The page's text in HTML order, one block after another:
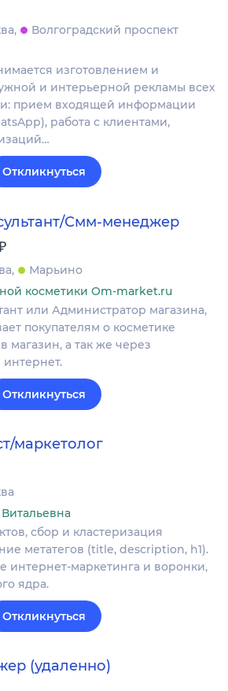
Волгоградский проспект
изготовлением и
и интерьерной рекламы всех
прием входящей информации
работа с клиентами,
Откликнуться
Смм-менеджер
Марьино
косметики Om-market.ru
или Администратор магазина,
покупателям о косметике
магазин, а так же через
Откликнуться
маркетолог
сбор и кластеризация
метатегов (title, description, h1).
интернет-маркетинга и воронки,
ядра.
Откликнуться
(удаленно)